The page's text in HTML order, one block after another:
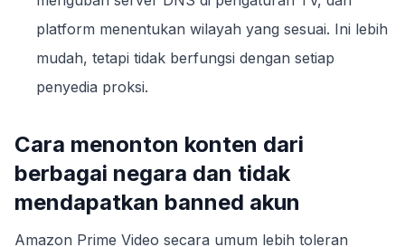
platform menentukan wilayah yang sesuai. Ini lebih
mudah, tetapi tidak berfungsi dengan setiap
penyedia proksi.
Cara menonton konten dari
berbagai negara dan tidak
mendapatkan banned akun
Amazon Prime Video secara umum lebih toleran